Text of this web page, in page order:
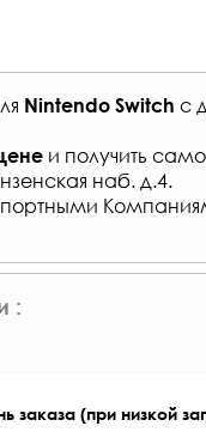
Nintendo Switch с
и получить
наб. д.4.
:
(при низкой